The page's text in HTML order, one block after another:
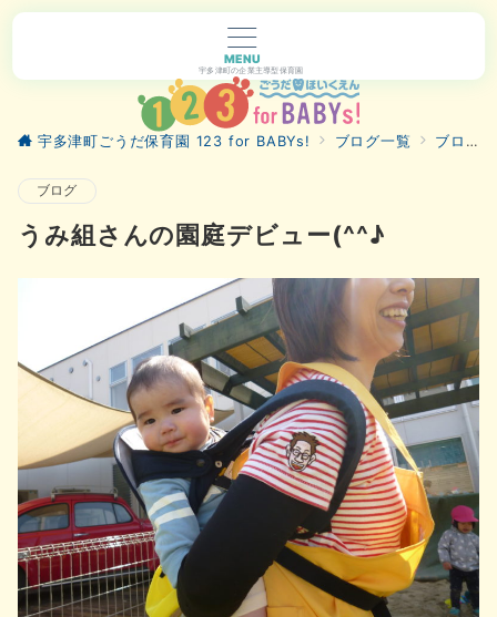
MENU
宇多津町の企業主導型保育園
宇多津町ごうだ保育園 123 for BABYs! ブログ一覧 ブログ
ブログ
うみ組さんの園庭デビュー(^^♪